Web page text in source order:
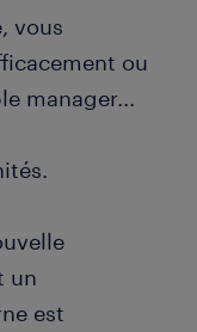
vous
ou
manager...
un
est